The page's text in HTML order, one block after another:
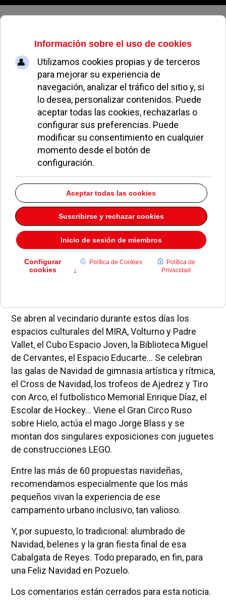
Viernes, 07 de agosto de 2026
Feliz Navidad en Pozuelo
EL AVISPA EL AVISPERO DE POZUELO 16 DICIEMBRE 2013
Pintacaras, cuentacuentos, ilusionismo,
marionetas... hasta un "flashmob" trae la
extraordinaria programación de Navidad del
Ayuntamiento de Pozuelo de Alarcón para esta
Navidad 2013, henchida de actividades y talleres,
representaciones teatrales, propuestas deportivas
Se abren al vecindario durante estos días los
espacios culturales del MIRA, Volturno y Padre
Vallet, el Cubo Espacio Joven, la Biblioteca Miguel
de Cervantes, el Espacio Educarte... Se celebran
las galas de Navidad de gimnasia artística y rítmica,
el Cross de Navidad, los trofeos de Ajedrez y Tiro
con Arco, el futbolístico Memorial Enrique Díaz, el
Escolar de Hockey... Viene el Gran Circo Ruso
sobre Hielo, actúa el mago Jorge Blass y se
montan dos singulares exposiciones con juguetes
de construcciones LEGO.
Entre las más de 60 propuestas navideñas,
recomendamos especialmente que los más
pequeños vivan la experiencia de ese
campamento urbano inclusivo, tan valioso.
Y, por supuesto, lo tradicional: alumbrado de
Navidad, belenes y la gran fiesta final de esa
Cabalgata de Reyes. Todo preparado, en fin, para
una Feliz Navidad en Pozuelo.
Los comentarios están cerrados para esta noticia.